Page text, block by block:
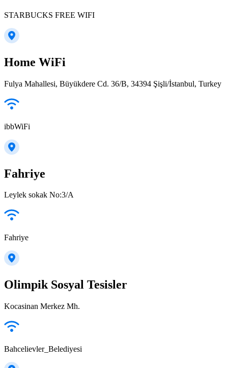
STARBUCKS FREE WIFI
Home WiFi
Fulya Mahallesi, Büyükdere Cd. 36/B, 34394 Şişli/İstanbul, Turkey
ibbWiFi
Fahriye
Leylek sokak No:3/A
Fahriye
Olimpik Sosyal Tesisler
Kocasinan Merkez Mh.
Bahcelievler_Belediyesi